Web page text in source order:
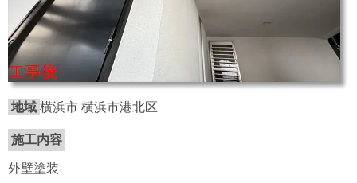
地域 横浜市 横浜市港北区
施工内容
外壁塗装